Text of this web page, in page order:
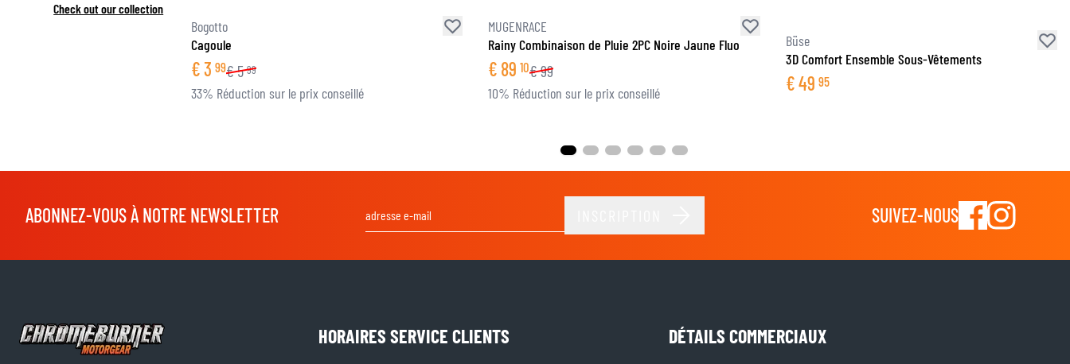
Check out our collection
Bogotto
Cagoule
€3 99€5 99
33% Réduction sur le prix conseillé
MUGENRACE
Rainy Combinaison de Pluie 2PC Noire Jaune Fluo
€ 89 10€99
10% Réduction sur le prix conseillé
Büse
3D Comfort Ensemble Sous-Vêtements
€49 95
ABONNEZ-VOUS À NOTRE NEWSLETTER SUIVEZ-NOUS
HORAIRES SERVICE CLIENTS DÉTAILS COMMERCIAUX